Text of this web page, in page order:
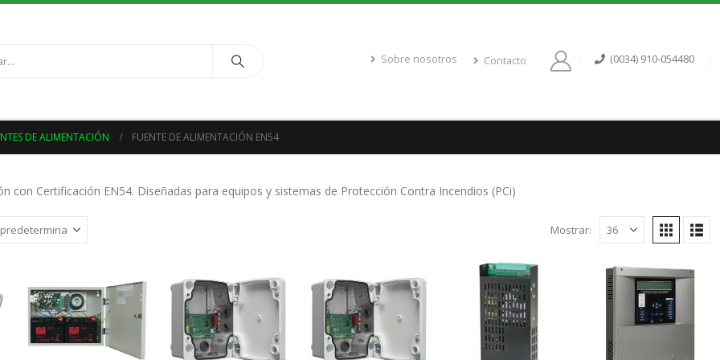
Sobre nosotros Contacto (0034) 910-054480
DE ALIMENTACIÓN FUENTE DE ALIMENTACIÓN EN54
con Certificación EN54. Diseñadas para equipos y sistemas de Protección Contra Incendios (PCi)
Mostrar: